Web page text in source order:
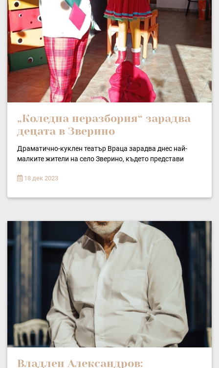
„Коледна неразбория“ зарадва
децата в Зверино
Драматично-куклен театър Враца зарадва днес най-
малките жители на село Зверино, където представи
18 дек 2023
Владлен Александров: